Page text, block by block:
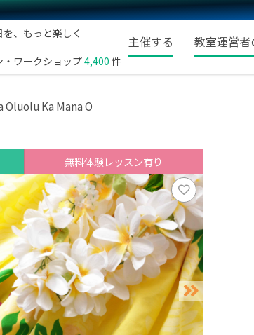
、もっと楽しく
ワークショップ4,400 件
主催する 教室運営者
Oluolu Ka Mana O
無料体験レッスン有り